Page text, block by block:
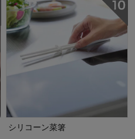
シリコーン菜箸